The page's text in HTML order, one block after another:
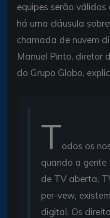
equipes serão
há uma cláusula
chamada de nuvem
Manuel Pinto, diretor
do Grupo Globo,
Todos os
quando a
de TV aberta,
per-vew,
digital. Os